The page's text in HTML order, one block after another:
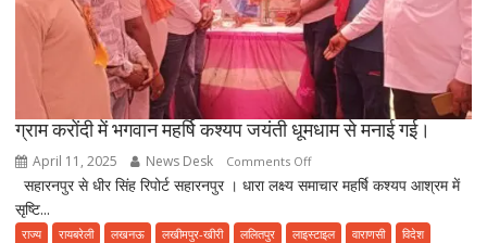
ग्राम करोंदी में भगवान महर्षि कश्यप जयंती धूमधाम से मनाई गई।
April 11, 2025 News Desk Comments Offon
ग्राम
में
सहारनपुर से धीर सिंह रिपोर्ट सहारनपुर । धारा लक्ष्य समाचार महर्षि कश्यप आश्रम में
सृष्टि...
राज्य रायबरेली लखनऊ लखीमपुर-खीरी ललितपुर लाइस्टाइल वाराणसी
विदेश